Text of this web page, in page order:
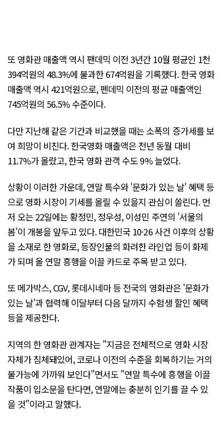
또 영화관 매출액 역시 팬데믹 이전 3년간 10월 평균인 1천
394억원의 48.3%에 불과한 674억원을 기록했다. 한국 영화
매출액 역시 421억원으로, 펜데믹 이전의 평균 매출액인
745억원의 56.5% 수준이다.
다만 지난해 같은 기간과 비교했을 때는 소폭의 증가세를 보
여 희망이 비친다. 한국영화 매출액은 전년 동월 대비
11.7%가 올랐고, 한국 영화 관객 수도 9% 늘었다.
상황이 이러한 가운데, 연말 특수와 '문화가 있는 날' 혜택 등
으로 영화 시장이 기세를 올릴 수 있을지 관심이 쏠린다. 먼
저 오는 22일에는 황정민, 정우성, 이성민 주연의 '서울의
봄'이 개봉을 앞두고 있다. 대한민국 10·26 사건 이후의 상황
을 소재로 한 영화로, 등장인물의 화려한 라인업 등이 화제
가 되며 올 연말 흥행을 이끌 카드로 주목 받고 있다.
또 메가박스, CGV, 롯데시네마 등 전국의 영화관은 '문화가
있는 날'과 협력해 이달부터 다음 달까지 수험생 할인 혜택
등을 제공한다.
지역의 한 영화관 관계자는 "지금은 전체적으로 영화 시장
자체가 침체돼있어, 코로나 이전의 수준을 회복하기는 거의
불가능에 가까워 보인다"면서도 "연말 특수에 흥행을 이끌
작품이 입소문을 탄다면, 연말에는 충분히 인기를 끌 수 있
을 것"이라고 말했다.